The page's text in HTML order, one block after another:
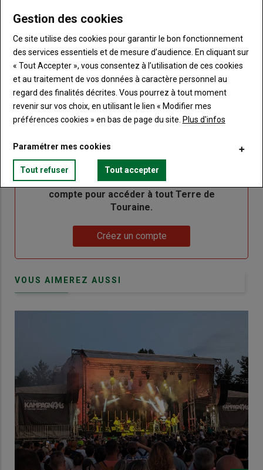
"Créer
un
nouveau
compte"
Lien
"Réinitialiser
votre
mot
de
passe"
Réinitialiser votre mot de passe
Lien
"Je
me
connecte"
Je me connecte
titre
TITRE CRÉEZ UN COMPTE
BodyChoisissez votre formule et créez votre
compte pour accéder à tout Terre de
Touraine.
Créez un compte
VOUS AIMEREZ AUSSI
Gestion des cookies
Ce site utilise des cookies pour garantir le bon fonctionnement
des services essentiels et de mesure d’audience. En cliquant sur
« Tout Accepter », vous consentez à l’utilisation de ces cookies
et au traitement de vos données à caractère personnel au
regard des finalités décrites. Vous pourrez à tout moment
revenir sur vos choix, en utilisant le lien « Modifier mes
préférences cookies » en bas de page du site. Plus d'infos
Paramétrer mes cookies
Tout refuser Tout accepter